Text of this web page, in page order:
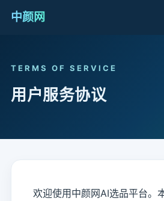
中颜网
TERMS OF SERVICE
用户服务协议
欢迎使用中颜网AI选品平台。